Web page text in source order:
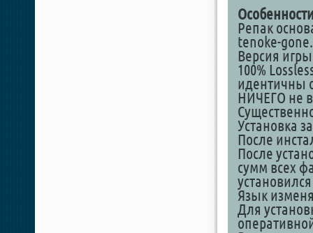
Репак
tenoke-
Версия
100%
идентичны
НИЧЕГО не
Установка
После
После
сумм всех
Язык
Для